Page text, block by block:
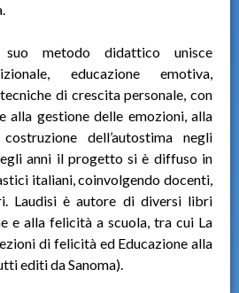
metodo didattico unisce
educazione emotiva,
di crescita personale, con
alla gestione delle emozioni, alla
dell’autostima negli
anni il progetto si è diffuso in
italiani, coinvolgendo docenti,
Laudisi è autore di diversi libri
e alla felicità a scuola, tra cui La
di felicità ed Educazione alla
editi da Sanoma).